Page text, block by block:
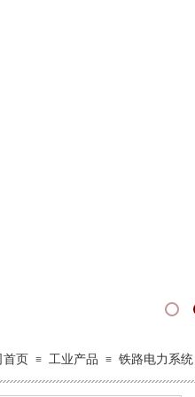
首页 ≡ 工业产品 ≡ 铁路电力系统